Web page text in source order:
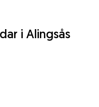
i Alingsås